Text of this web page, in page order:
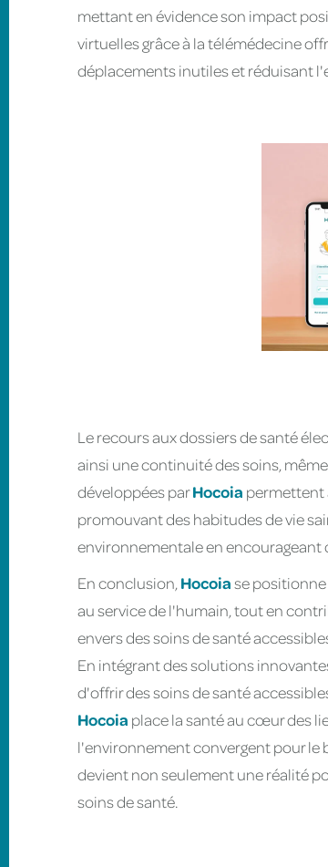
mettant en évidence son impact
virtuelles grâce à la télémédecine
déplacements inutiles et réduisant
Le recours aux dossiers de santé
ainsi une continuité des soins,
développées parHocoia permettent
promouvant des habitudes de vie
environnementale en encourageant
En conclusion,Hocoiase
au service de l'humain, tout en
envers des soins de santé
En intégrant des solutions
d'offrir des soins de santé
Hocoia place la santé au cœur des
l'environnement convergent pour le
devient non seulement une réalité
soins de santé.